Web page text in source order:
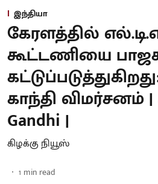
இந்தியா
கேரளத்தில்
கூட்டணியை
காந்தி விமர்சனம் |
Gandhi |
கிழக்கு நியூஸ்
1 min read